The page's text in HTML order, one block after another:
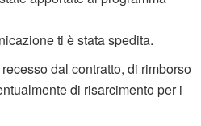
ti è stata spedita.
dal contratto, di rimborso
di risarcimento per i